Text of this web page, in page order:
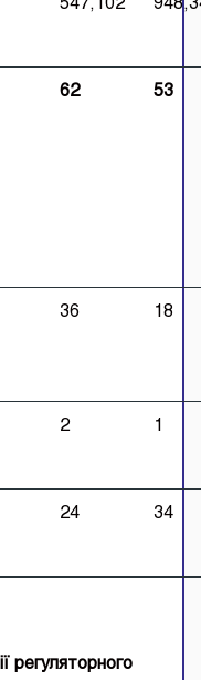
547,102
62 53
36 18
2 1
24 34
регуляторного